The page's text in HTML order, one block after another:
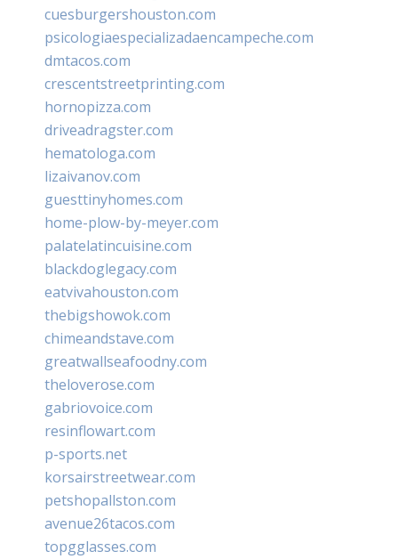
cuesburgershouston.com
psicologiaespecializadaencampeche.com
dmtacos.com
crescentstreetprinting.com
hornopizza.com
driveadragster.com
hematologa.com
lizaivanov.com
guesttinyhomes.com
home-plow-by-meyer.com
palatelatincuisine.com
blackdoglegacy.com
eatvivahouston.com
thebigshowok.com
chimeandstave.com
greatwallseafoodny.com
theloverose.com
gabriovoice.com
resinflowart.com
p-sports.net
korsairstreetwear.com
petshopallston.com
avenue26tacos.com
topgglasses.com